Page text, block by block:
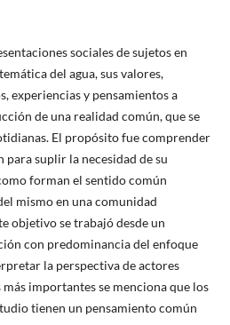
sociales de sujetos en
del agua, sus valores,
experiencias y pensamientos a
de una realidad común, que se
El propósito fue comprender
para suplir la necesidad de su
forman el sentido común
mismo en una comunidad
objetivo se trabajó desde un
con predominancia del enfoque
la perspectiva de actores
importantes se menciona que los
tienen un pensamiento común